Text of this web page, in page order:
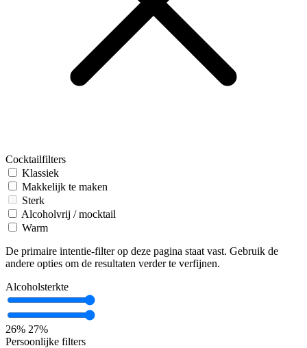
Cocktailfilters
Klassiek
Makkelijk te maken
Sterk
Alcoholvrij / mocktail
Warm
De primaire intentie-filter op deze pagina staat vast. Gebruik de
andere opties om de resultaten verder te verfijnen.
Alcoholsterkte
26% 27%
Persoonlijke filters